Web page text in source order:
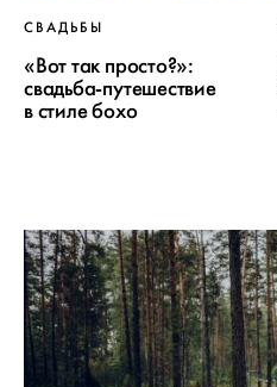
СВАДЬБЫ
«Вот так просто?»:
свадьба-путешествие
в стиле бохо